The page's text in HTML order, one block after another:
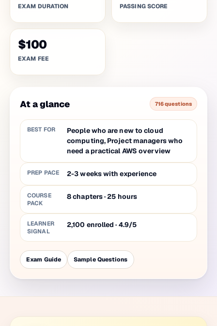
EXAM DURATION PASSING SCORE
$100
EXAM FEE
At a glance 716 questions
BEST FOR
People who are new to cloud
computing, Project managers who
need a practical AWS overview
PREP PACE 2-3 weeks with experience
COURSE
PACK
8chapters·25 hours
LEARNER
SIGNAL
2,100 enrolled · 4.9/5
Exam Guide Sample Questions